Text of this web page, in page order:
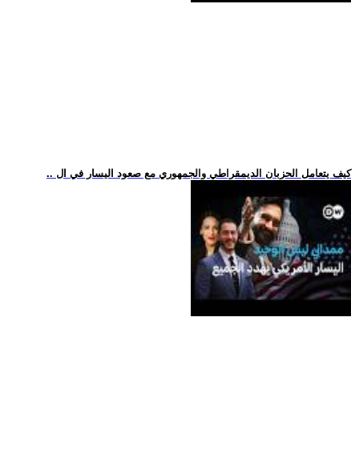
.. كيف يتعامل الحزبان الديمقراطي والجمهوري مع صعود اليسار في ال